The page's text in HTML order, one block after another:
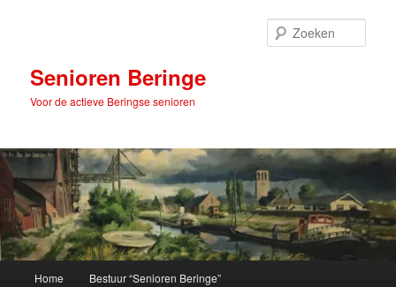
inhoudSenioren Beringe
Voor de actieve Beringse senioren
Home Bestuur “Senioren Beringe”